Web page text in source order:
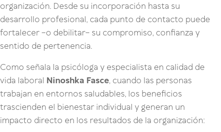
organización. Desde su incorporación hasta su
desarrollo profesional, cada punto de contacto puede
fortalecer –o debilitar– su compromiso, confianza y
sentido de pertenencia.
Como señala la psicóloga y especialista en calidad de
vida laboral Ninoshka Fasce, cuando las personas
trabajan en entornos saludables, los beneficios
trascienden el bienestar individual y generan un
impacto directo en los resultados de la organización: